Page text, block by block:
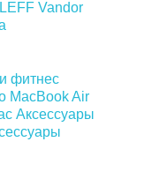
LEFF Vandor
фитнес
MacBook Air
Аксессуары